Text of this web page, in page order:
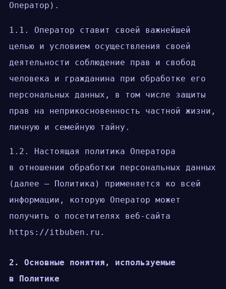
Оператор).
1.1. Оператор ставит своей важнейшей
целью и условием осуществления своей
деятельности соблюдение прав и свобод
человека и гражданина при обработке его
персональных данных, в том числе защиты
прав на неприкосновенность частной жизни,
личную и семейную тайну.
1.2. Настоящая политика Оператора
в отношении обработки персональных данных
(далее — Политика) применяется ко всей
информации, которую Оператор может
получить о посетителях веб-сайта
https://itbuben.ru.
2. Основные понятия, используемые
в Политике